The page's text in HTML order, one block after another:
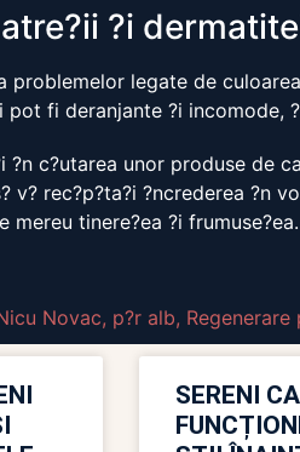
?i
problemelor legate de
fi deranjante ?i incomode,
?n c?utarea unor produse de
v? rec?p?ta?i ?ncrederea ?n
mereu tinere?ea ?i
Novac, p?r alb, Regenerare
SERENI